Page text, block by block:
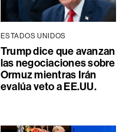
ESTADOS UNIDOS
Trump dice que avanzan
las negociaciones sobre
Ormuz mientras Irán
evalúa veto a EE.UU.